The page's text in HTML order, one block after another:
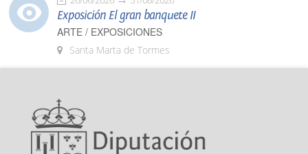
Exposición El gran banquete II
ARTE / EXPOSICIONES
Santa Marta de Tormes